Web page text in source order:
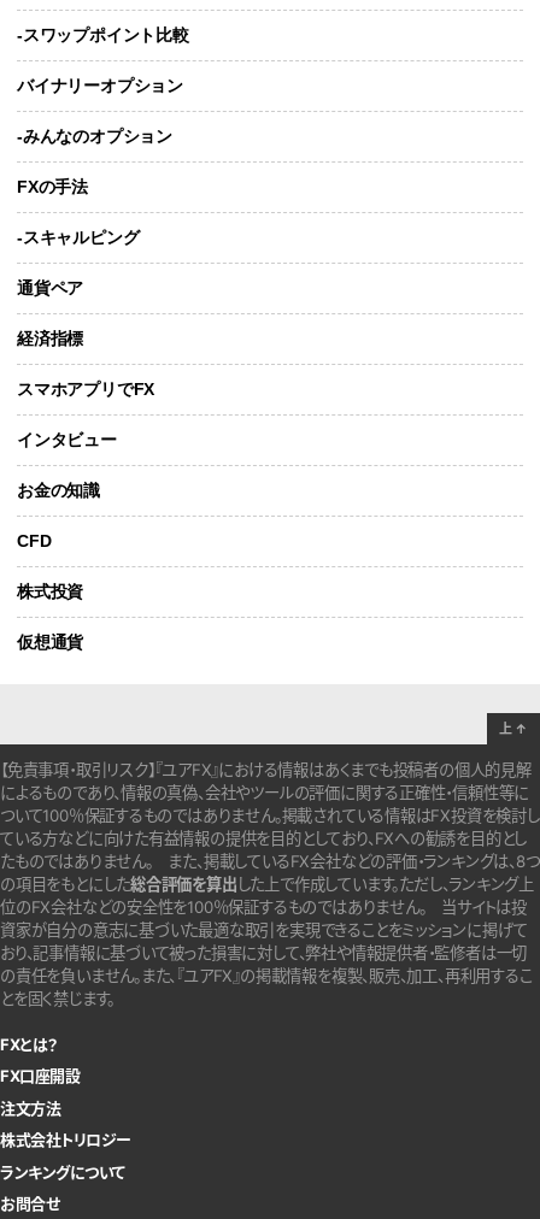
-スワップポイント比較
バイナリーオプション
-みんなのオプション
FXの手法
-スキャルピング
通貨ペア
経済指標
スマホアプリでFX
インタビュー
お金の知識
CFD
株式投資
仮想通貨
【免責事項・取引リスク】『ユアFX』における情報はあくまでも投稿者の個人的見解
によるものであり、情報の真偽、会社やツールの評価に関する正確性・信頼性等に
ついて100％保証するものではありません。掲載されている情報はFX投資を検討し
ている方などに向けた有益情報の提供を目的としており、FXへの勧誘を目的とし
たものではありません。 また、掲載しているFX会社などの評価・ランキングは、8つ
の項目をもとにした総合評価を算出 した上で作成しています。ただし、ランキング上
位のFX会社などの安全性を100％保証するものではありません。
当サイトは投
資家が自分の意志に基づいた最適な取引を実現できることをミッションに掲げて
おり、記事情報に基づいて被った損害に対して、弊社や情報提供者・監修者は一切
の責任を負いません。また、『ユアFX』の掲載情報を複製、販売、加工、再利用するこ
とを固く禁じます。
FXとは？
FX口座開設
注文方法
株式会社トリロジー
ランキングについて
お問合せ
上 ↑